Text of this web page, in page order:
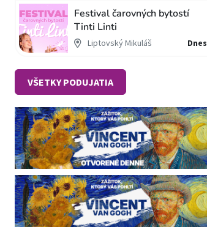
Festival čarovných bytostí
Tinti Linti
Liptovský Mikuláš Dnes
VŠETKY PODUJATIA